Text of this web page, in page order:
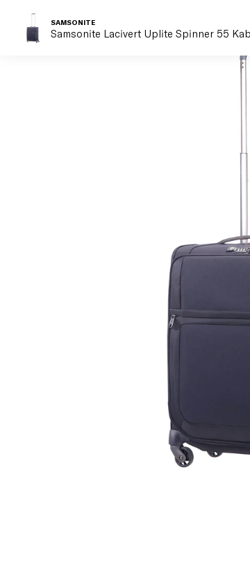
SAMSONITE
Samsonite Lacivert Uplite Spinner 55